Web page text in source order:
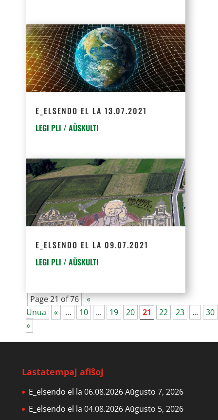
E_ELSENDO EL LA 13.07.2021
LEGI PLI / AŬSKULTI
E_ELSENDO EL LA 09.07.2021
LEGI PLI / AŬSKULTI
Page 21 of 76
«
Unua
« ... 10 ... 19 20 21 22 23 ...
30
»
Lastatempaj afiŝoj
E_elsendo el la 06.08.2026Aŭgusto 7, 2026
E_elsendo el la 04.08.2026Aŭgusto 5, 2026